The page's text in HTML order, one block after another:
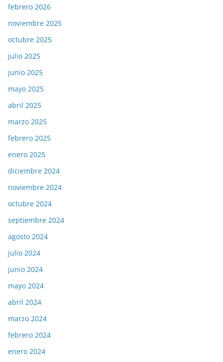
febrero 2026
noviembre 2025
octubre 2025
julio 2025
junio 2025
mayo 2025
abril 2025
marzo 2025
febrero 2025
enero 2025
diciembre 2024
noviembre 2024
octubre 2024
septiembre 2024
agosto 2024
julio 2024
junio 2024
mayo 2024
abril 2024
marzo 2024
febrero 2024
enero 2024